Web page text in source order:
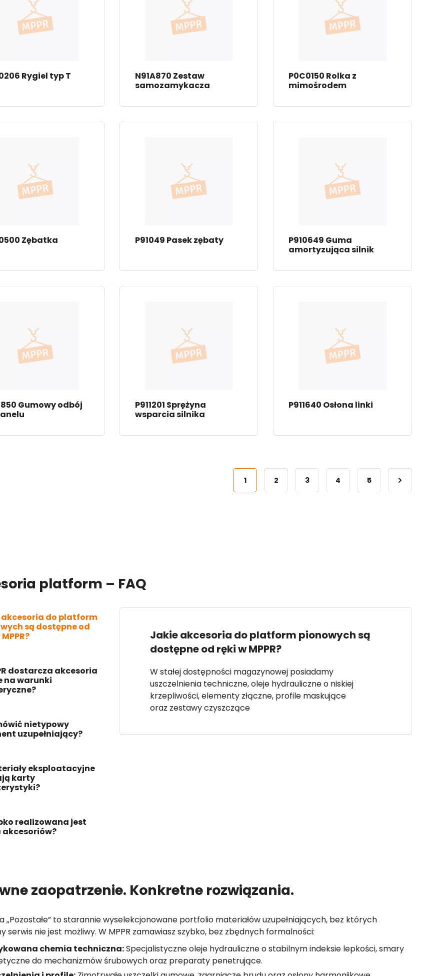
Rygiel typ T
N91A870 Zestaw
samozamykacza
P0C0150 Rolka z
mimośrodem
Zębatka P91049 Pasek zębaty
P910649 Guma
amortyzująca silnik
Gumowy odbój
P911201 Sprężyna
wsparcia silnika
P911640 Osłona linki
1 2 3 4 5
platform – FAQ
do platform
są dostępne od
dostarcza akcesoria
na warunki
nietypowy
uzupełniający?
eksploatacyjne
karty
realizowana jest
akcesoriów?
Jakie akcesoria do platform pionowych są
dostępne od ręki w MPPR?
W stałej dostępności magazynowej posiadamy
uszczelnienia techniczne, oleje hydrauliczne o niskiej
krzepliwości, elementy złączne, profile maskujące
oraz zestawy czyszczące
zaopatrzenie. Konkretne rozwiązania.
„Pozostałe” to starannie wyselekcjonowane portfolio materiałów uzupełniających, bez których
serwis nie jest możliwy. W MPPR zamawiasz szybko, bez zbędnych formalności:
chemia techniczna:Specjalistyczne oleje hydrauliczne o stabilnym indeksie lepkości, smary
do mechanizmów śrubowych oraz preparaty penetrujące.